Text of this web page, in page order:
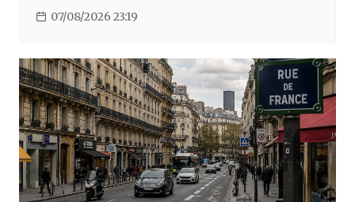
07/08/2026 23:19